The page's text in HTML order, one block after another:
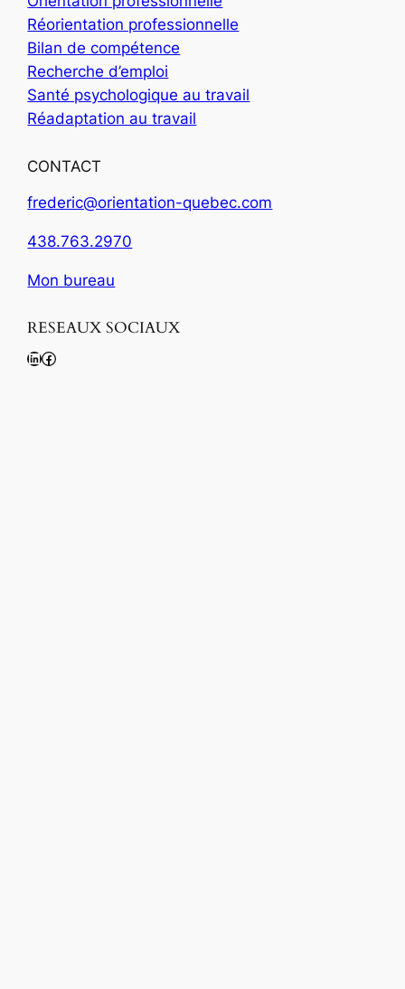
Réorientation professionnelle
Bilan de compétence
Recherche d’emploi
Santé psychologique au travail
Réadaptation au travail
CONTACT
frederic@orientation-quebec.com
438.763.2970
Mon bureau
RESEAUX SOCIAUX
LinkedIn Facebook